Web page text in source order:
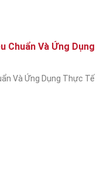
Chuẩn Và Ứng Dụng
Và Ứng Dụng Thực Tế